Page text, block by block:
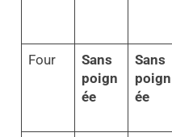
Four
Sans
poign
ée
Sans
poign
ée